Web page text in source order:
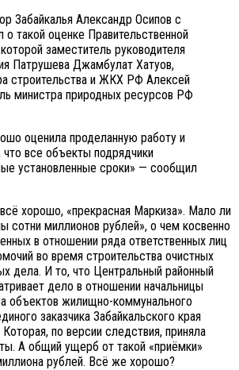
Забайкалья Александр Осипов с
такой оценке Правительственной
заместитель руководителя
Патрушева Джамбулат Хатуов,
строительства и ЖКХ РФ Алексей
министра природных ресурсов РФ
оценила проделанную работу и
все объекты подрядчики
установленные сроки» — сообщил
хорошо, «прекрасная Маркиза». Мало ли
сотни миллионов рублей», о чем косвенно
в отношении ряда ответственных лиц
во время строительства очистных
дела. И то, что Центральный районный
дело в отношении начальницы
объектов жилищно-коммунального
заказчика Забайкальского края
по версии следствия, приняла
А общий ущерб от такой «приёмки»
рублей. Всё же хорошо?